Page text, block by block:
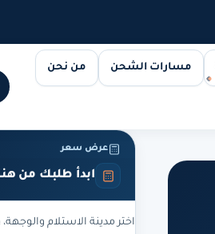
مسارات الشحن من نحن
عرض سعر
ابدأ طلبك من
اختر مدينة الاستلام